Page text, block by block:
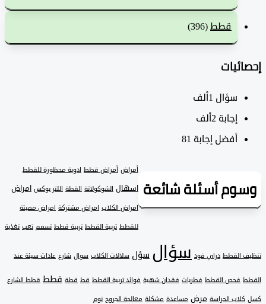
قطط (396)
سؤال1ألف
‫إجابة 2ألف
أفضل إجابة 81
أسئلة شائعة
أمراض قطط ادوية محظورة للقطط
اسهال الشوكولاتة القطة اللتر بوكس امراض
امراض الكلاب امراض مشتركة امراض مميتة
تربية القطط تربية قطط تسمم تعب تغذية
القطط دراي فود سؤالسؤل سلالات الكلاب سوال شارع عادات سيئة عند
فحص القطط فطريات فقدان شهية فوائد تربية القطط قط قطة قطط قطط الشارع
الحراسة مرض مساعدة مشكلة معالجة الجروح نوم